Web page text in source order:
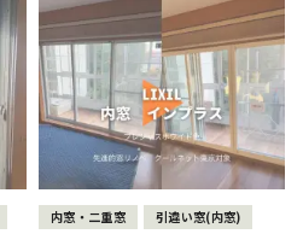
内窓・二重窓 引違い窓(内窓)